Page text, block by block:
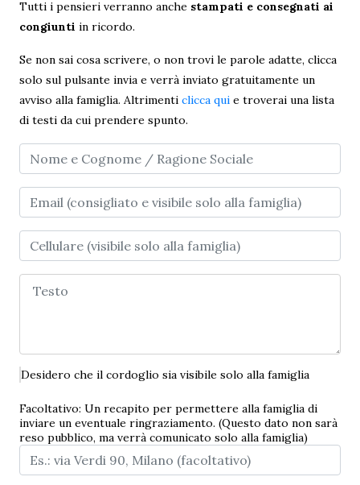
Tutti i pensieri verranno anche stampati e consegnati ai
congiunti in ricordo.
Se non sai cosa scrivere, o non trovi le parole adatte, clicca
solo sul pulsante invia e verrà inviato gratuitamente un
avviso alla famiglia. Altrimenti clicca quie troverai una lista
di testi da cui prendere spunto.
Desidero che il cordoglio sia visibile solo alla famiglia
Facoltativo: Un recapito per permettere alla famiglia di
inviare un eventuale ringraziamento. (Questo dato non sarà
reso pubblico, ma verrà comunicato solo alla famiglia)